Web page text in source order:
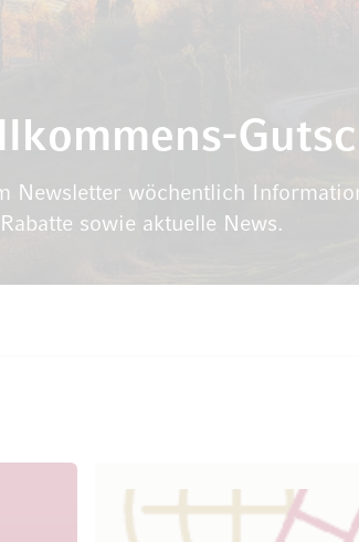
Newsletter wöchentlich
sowie aktuelle News.